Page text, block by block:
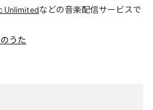
Unlimitedなどの音楽配信サービスで
うた